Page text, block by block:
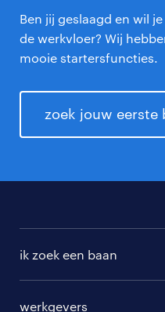
Ben jij geslaagd en wil
de werkvloer? Wij
mooie startersfuncties.
zoek jouw eerste
ik zoek een baan
werkgevers